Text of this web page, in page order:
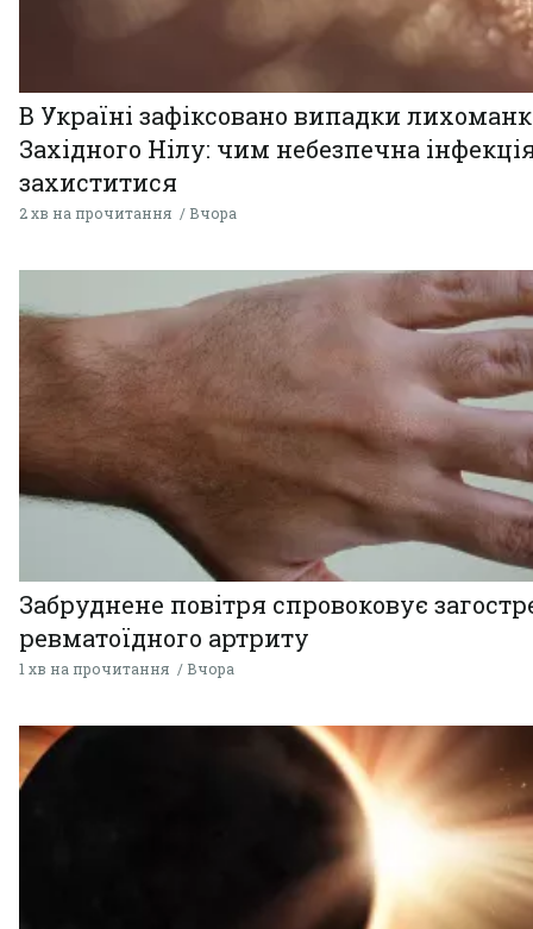
В Україні зафіксовано випадки
Західного Нілу: чим небезпечна
захиститися
2 хв на прочитання Вчора
Забруднене повітря спровоковує
ревматоїдного артриту
1 хв на прочитання Вчора